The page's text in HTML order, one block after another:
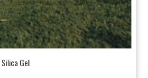
Silica Gel